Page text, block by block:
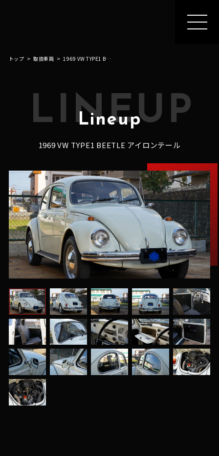
MEN
トップ 取扱車両 1969 VW TYPE1 BEETLE アイロンテール
Lineup
LINEUP
1969 VW TYPE1 BEETLE アイロンテール